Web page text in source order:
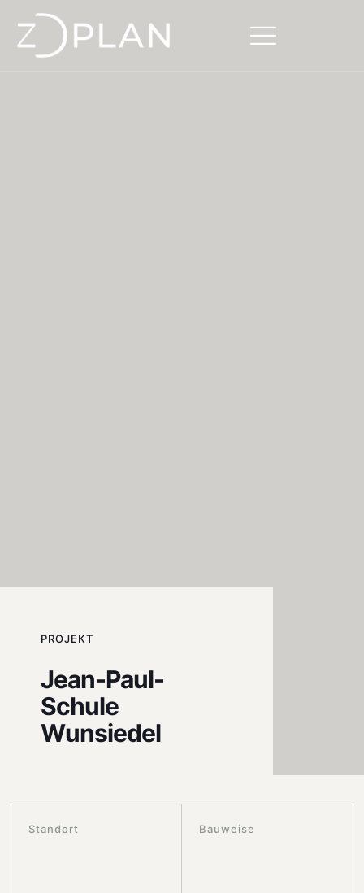
PROJEKT
Jean-Paul-
Schule
Wunsiedel
Standort Bauweise